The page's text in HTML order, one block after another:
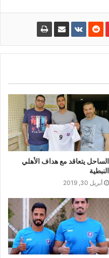
الساحل يتعاقد مع هداف الأهلي
النبطية
أبريل 30, 2019